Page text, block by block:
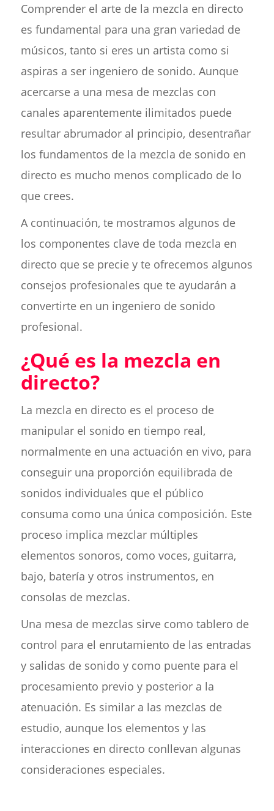
Comprender el arte de la mezcla en directo
es fundamental para una gran variedad de
músicos, tanto si eres un artista como si
aspiras a ser ingeniero de sonido. Aunque
acercarse a una mesa de mezclas con
canales aparentemente ilimitados puede
resultar abrumador al principio, desentrañar
los fundamentos de la mezcla de sonido en
directo es mucho menos complicado de lo
que crees.
A continuación, te mostramos algunos de
los componentes clave de toda mezcla en
directo que se precie y te ofrecemos algunos
consejos profesionales que te ayudarán a
convertirte en un ingeniero de sonido
profesional.
¿Qué es la mezcla en
directo?
La mezcla en directo es el proceso de
manipular el sonido en tiempo real,
normalmente en una actuación en vivo, para
conseguir una proporción equilibrada de
sonidos individuales que el público
consuma como una única composición. Este
proceso implica mezclar múltiples
elementos sonoros, como voces, guitarra,
bajo, batería y otros instrumentos, en
consolas de mezclas.
Una mesa de mezclas sirve como tablero de
control para el enrutamiento de las entradas
y salidas de sonido y como puente para el
procesamiento previo y posterior a la
atenuación. Es similar a las mezclas de
estudio, aunque los elementos y las
interacciones en directo conllevan algunas
consideraciones especiales.